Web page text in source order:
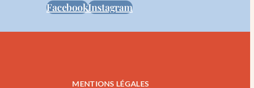
FacebookInstagram
MENTIONS LÉGALES